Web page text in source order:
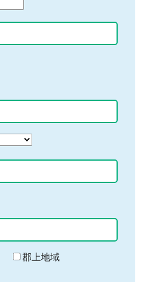
郡上地域